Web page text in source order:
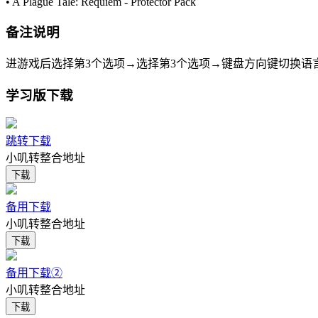
备注说明
进游戏后选择第3个选项→选择第3个选项→键盘方向键切换语
学习版下载
跳转下载
小叽转整合地址
下载
备用下载
小叽转整合地址
下载
备用下载②
小叽转整合地址
下载